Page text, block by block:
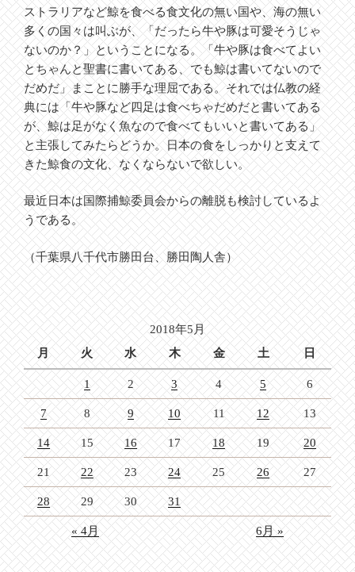
ストラリアなど鯨を食べる食文化の無い国や、海の無い
多くの国々は叫ぶが、「だったら牛や豚は可愛そうじゃ
ないのか？」ということになる。「牛や豚は食べてよい
とちゃんと聖書に書いてある、でも鯨は書いてないので
だめだ」まことに勝手な理屈である。それでは仏教の経
典には「牛や豚など四足は食べちゃだめだと書いてある
が、鯨は足がなく魚なので食べてもいいと書いてある」
と主張してみたらどうか。日本の食をしっかりと支えて
きた鯨食の文化、なくならないで欲しい。
最近日本は国際捕鯨委員会からの離脱も検討しているよ
うである。
（千葉県八千代市勝田台、勝田陶人舎）
2018年5月
月
火 水 木 金 土 日
1 2 3 4 5 6
7 8 9 10 11 12 13
14 15 16 17 18 19 20
21 22 23 24 25 26 27
28 29 30 31
« 4月 6月 »